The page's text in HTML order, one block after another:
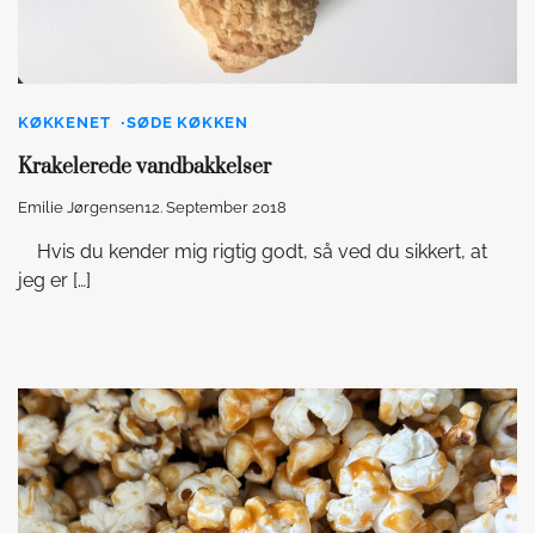
KØKKENET SØDE KØKKEN
Krakelerede vandbakkelser
Emilie Jørgensen12. September 2018
Hvis du kender mig rigtig godt, så ved du sikkert, at
jeg er […]